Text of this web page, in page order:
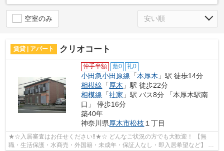
空室のみ
賃貸 | アパート クリオコート
仲手半額 敷0 礼0
小田急小田原線 「本厚木 」駅 徒歩14分
相模線 「厚木 」駅 徒歩22分
相模線 「社家 」駅 バス8分 「本厚木駅南
口」 停歩16分
築40年
神奈川県厚木市松枝 １丁目
★☆入居審査はお任せください‼★☆ どんなご状況の方でも大歓迎！ 【無
職・生活保護・水商売・外国籍・未成年・保証人なし・即入居希望など】 ネ